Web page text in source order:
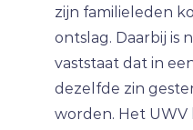
zijn familieleden
ontslag. Daarbij is
vaststaat dat in
dezelfde zin
worden. Het UWV